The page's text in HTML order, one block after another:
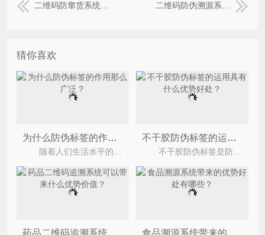
二维码防窜货系统具有哪些功能特点？ 二维码防伪溯源系统具有哪些功能？能带来什么优势？
猜你喜欢
为什么防伪标签的作用那么广泛？ 不干胶防伪标签的运用具有什么优势好处？